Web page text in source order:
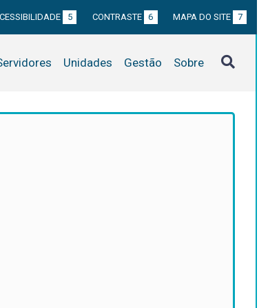
5 CONTRASTE 6 MAPA DO SITE 7
Unidades Gestão Sobre